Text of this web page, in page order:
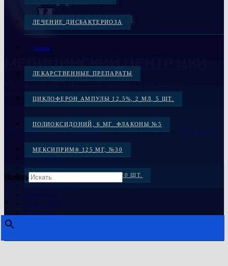
ЛЕЧЕНИЕ ДИСБАКТЕРИОЗА
Статьи
ЛЕКАРСТВЕННЫЕ ПРЕПАРАТЫ
ЦИКЛОФЕРОН АМПУЛЫ 12.5%, 2 МЛ, 5 ШТ.
ПОЛИОКСИДОНИЙ, 6 МГ. ФЛАКОНЫ №5
МЕКСИПРИМ® 125 МГ, №30
МЕКСИКОР КАПС. 100 МГ: 20 ШТ.
МЕКСИДОЛ, ТАБ. 125 МГ №30
Искать
×
МЕДИЦИНСКИЙ ЦЕНТР ЦКИ
колокольчик справа
Сайт работает на WordPress|Тема: Newsup, автор
Главная
В наличии
Под заказ
Распродажа
Сотрудничество
Контакты
Карта сайта
Корзина